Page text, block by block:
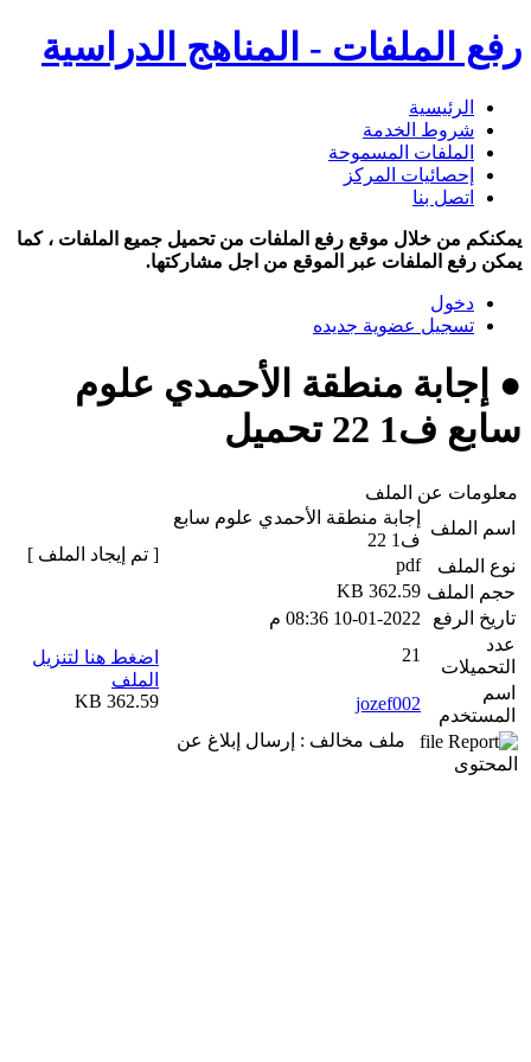
رفع الملفات - المناهج الدراسية
الرئيسية
شروط الخدمة
الملفات المسموحة
إحصائيات المركز
اتصل بنا
يمكنكم من خلال موقع رفع الملفات من تحميل جميع الملفات ، كما
يمكن رفع الملفات عبر الموقع من اجل مشاركتها.
دخول
تسجيل عضوية جديده
● إجابة منطقة الأحمدي علوم
سابع ف1 22 تحميل
معلومات عن الملف
اسم الملف
إجابة منطقة الأحمدي علوم سابع
ف1 22
نوع الملف
pdf
حجم الملف 362.59 KB
تاريخ الرفع
10-01-2022 08:36 م
عدد
التحميلات
21
اسم
المستخدم
jozef002
ملف مخالف : إرسال إبلاغ عن
المحتوى
[ تم إيجاد الملف ]
اضغط هنا لتنزيل
الملف
362.59 KB